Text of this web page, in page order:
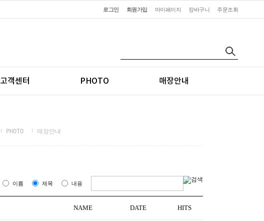
로그인 회원가입 마이페이지 장바구니 주문조회
고객센터 PHOTO 매장안내
PHOTO 매장안내
이름 제목 내용
NAME DATE HITS